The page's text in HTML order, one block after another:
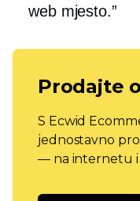
web mjesto.”
Prodajte
S Ecwid
jednostavno
— na internetu i